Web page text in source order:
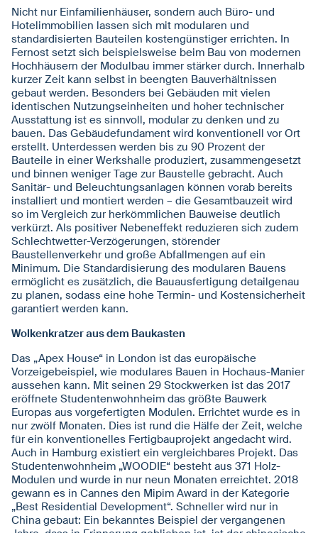
Nicht nur Einfamilienhäuser, sondern auch Büro- und
Hotelimmobilien lassen sich mit modularen und
standardisierten Bauteilen kostengünstiger errichten. In
Fernost setzt sich beispielsweise beim Bau von modernen
Hochhäusern der Modulbau immer stärker durch. Innerhalb
kurzer Zeit kann selbst in beengten Bauverhältnissen
gebaut werden. Besonders bei Gebäuden mit vielen
identischen Nutzungseinheiten und hoher technischer
Ausstattung ist es sinnvoll, modular zu denken und zu
bauen. Das Gebäudefundament wird konventionell vor Ort
erstellt. Unterdessen werden bis zu 90 Prozent der
Bauteile in einer Werkshalle produziert, zusammengesetzt
und binnen weniger Tage zur Baustelle gebracht. Auch
Sanitär- und Beleuchtungsanlagen können vorab bereits
installiert und montiert werden – die Gesamtbauzeit wird
so im Vergleich zur herkömmlichen Bauweise deutlich
verkürzt. Als positiver Nebeneffekt reduzieren sich zudem
Schlechtwetter-Verzögerungen, störender
Baustellenverkehr und große Abfallmengen auf ein
Minimum. Die Standardisierung des modularen Bauens
ermöglicht es zusätzlich, die Bauausfertigung detailgenau
zu planen, sodass eine hohe Termin- und Kostensicherheit
garantiert werden kann.
Wolkenkratzer aus dem Baukasten
Das „Apex House“ in London ist das europäische
Vorzeigebeispiel, wie modulares Bauen in Hochaus-Manier
aussehen kann. Mit seinen 29 Stockwerken ist das 2017
eröffnete Studentenwohnheim das größte Bauwerk
Europas aus vorgefertigten Modulen. Errichtet wurde es in
nur zwölf Monaten. Dies ist rund die Hälfe der Zeit, welche
für ein konventionelles Fertigbauprojekt angedacht wird.
Auch in Hamburg existiert ein vergleichbares Projekt. Das
Studentenwohnheim „WOODIE“ besteht aus 371 Holz-
Modulen und wurde in nur neun Monaten erreichtet. 2018
gewann es in Cannes den Mipim Award in der Kategorie
„Best Residential Development“. Schneller wird nur in
China gebaut: Ein bekanntes Beispiel der vergangenen